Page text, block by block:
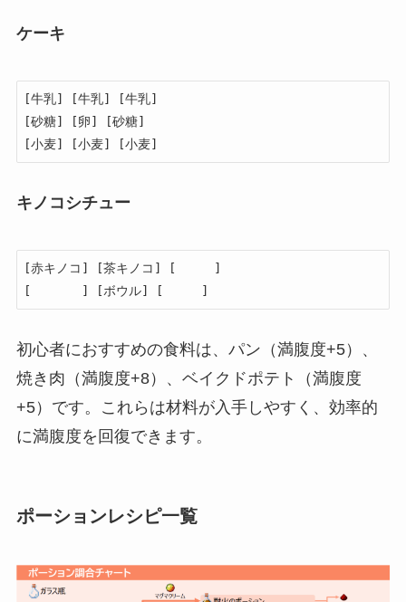
ケーキ
[牛乳] [牛乳] [牛乳]
[砂糖] [卵] [砂糖]
[小麦] [小麦] [小麦]
キノコシチュー
[赤キノコ] [茶キノコ] [　　　]
[　　　　] [ボウル] [　　　]
初心者におすすめの食料は、パン（満腹度+5）、
焼き肉（満腹度+8）、ベイクドポテト（満腹度
+5）です。これらは材料が入手しやすく、効率的
に満腹度を回復できます。
ポーションレシピ一覧